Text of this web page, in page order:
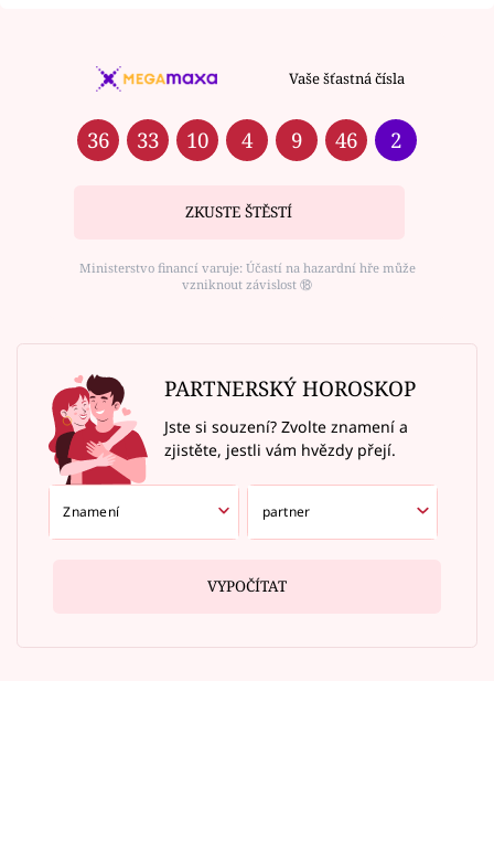
Vaše šťastná čísla
36 33 10 4 9 46 2
ZKUSTE ŠTĚSTÍ
Ministerstvo financí varuje: Účastí na hazardní hře může
vzniknout závislost ⑱
PARTNERSKÝ HOROSKOP
Jste si souzení? Zvolte znamení a
zjistěte, jestli vám hvězdy přejí.
VYPOČÍTAT